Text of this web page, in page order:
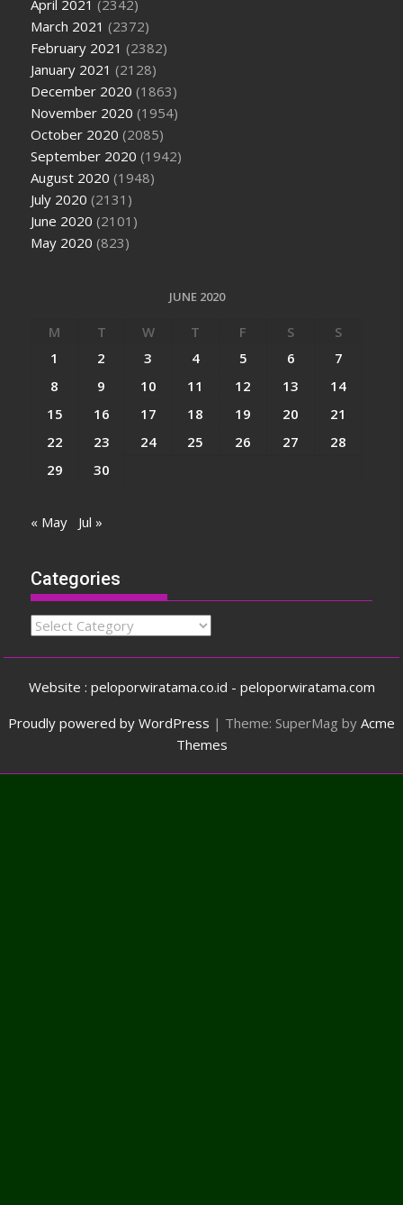
April 2021 (2342)
March 2021 (2372)
February 2021 (2382)
January 2021 (2128)
December 2020 (1863)
November 2020 (1954)
October 2020 (2085)
September 2020 (1942)
August 2020 (1948)
July 2020 (2131)
June 2020 (2101)
May 2020 (823)
JUNE 2020
M T W T F S
S
1
2 3 4 5 6
7
8
9 10 11 12 13
14
15
16 17 18 19 20
21
22
23 24 25 26 27
28
29
30
« May Jul »
Categories
Categories
Website : peloporwiratama.co.id - peloporwiratama.com
Proudly powered by WordPress | Theme: SuperMag by Acme
Themes